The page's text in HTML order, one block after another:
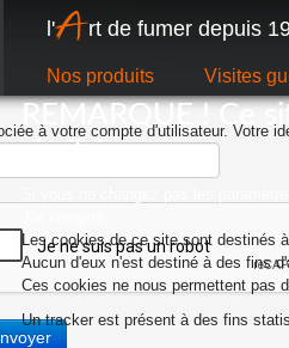
l'
rt de fumer depuis
Nos produits Visites
REMARQUE ! Ce
similaires.
Les cookies de ce site sont destinés
Aucun d'eux n'est destiné à des fins
Ces cookies ne nous permettent pas
Un tracker est présent à des fins
à votre compte d'utilisateur. Votre